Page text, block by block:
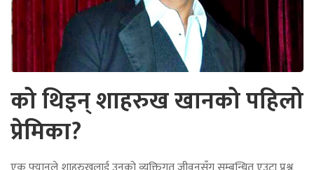
को थिइन् शाहरुख खानको पहिलो
प्रेमिका?